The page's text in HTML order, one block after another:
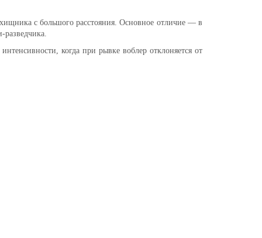
с большого расстояния. Основное отличие — в
разведчика.
когда при рывке воблер отклоняется от